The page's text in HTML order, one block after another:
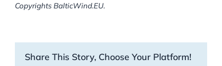
Copyrights BalticWind.EU.
Share This Story, Choose Your Platform!